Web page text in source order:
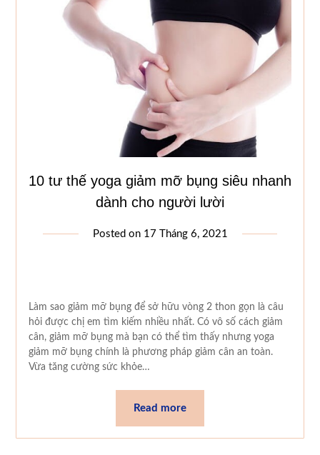
10 tư thế yoga giảm mỡ bụng siêu nhanh
dành cho người lười
Posted on 17 Tháng 6, 2021
Làm sao giảm mỡ bụng để sở hữu vòng 2 thon gọn là câu
hỏi được chị em tìm kiếm nhiều nhất. Có vô số cách giảm
cân, giảm mỡ bụng mà bạn có thể tìm thấy nhưng yoga
giảm mỡ bụng chính là phương pháp giảm cân an toàn.
Vừa tăng cường sức khỏe…
Read more